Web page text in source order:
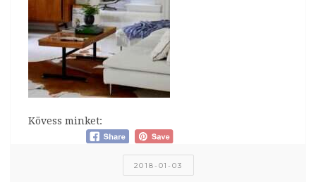
Kövess minket:
2018-01-03